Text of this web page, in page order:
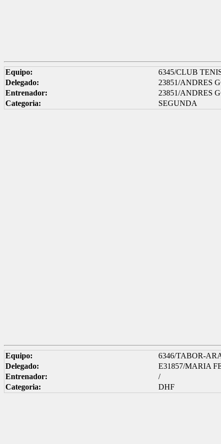
Equipo:
6345/CLUB
Delegado:
23851/ANDRES
Entrenador:
23851/ANDRES
Categoria:
SEGUNDA
Equipo:
6346/TABOR-
Delegado:
E31857/MARIA
Entrenador:
/
Categoria:
DHF